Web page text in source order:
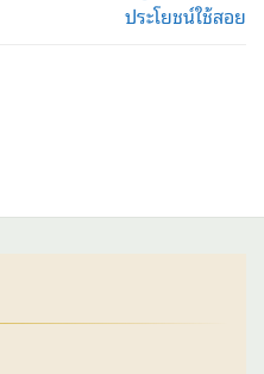
ประโยชน์ใช้สอย